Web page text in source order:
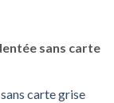
sans carte
carte grise